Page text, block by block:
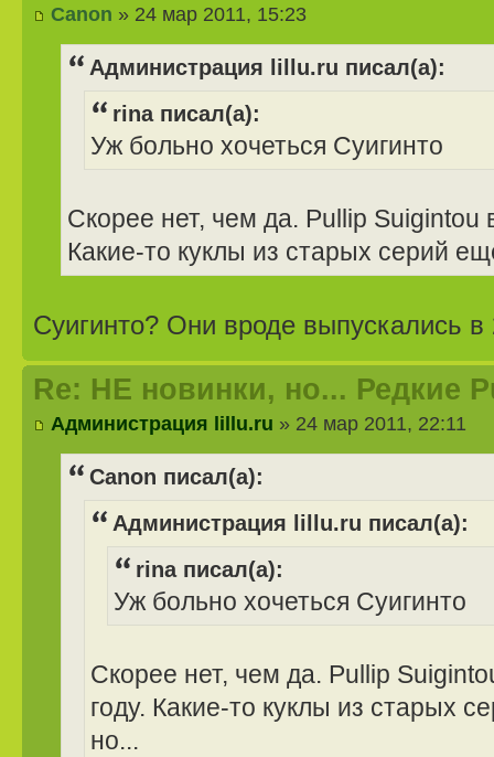
Canon » 24 мар 2011, 15:23
Администрация lillu.ru писал(а):
rina писал(а):
Уж больно хочеться Суигинто
Скорее нет, чем да. Pullip Suigintou
Какие-то куклы из старых серий
Суигинто? Они вроде выпускались
Re: НЕ новинки, но... Редкие
Администрация lillu.ru » 24 мар 2011, 22:11
Canon писал(а):
Администрация lillu.ru писал(а):
rina писал(а):
Уж больно хочеться Суигинто
Скорее нет, чем да. Pullip
году. Какие-то куклы из старых
но...